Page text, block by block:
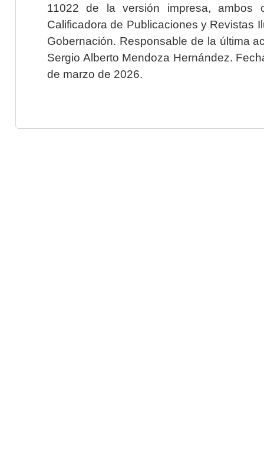
11022 de la versión impresa, ambos
Calificadora de Publicaciones y Revistas
Gobernación. Responsable de la última
Sergio Alberto Mendoza Hernández.
de marzo de 2026.